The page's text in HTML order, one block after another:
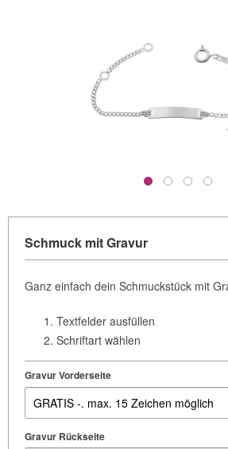
Schmuck mit Gravur
Ganz einfach dein Schmuckstück mit
Textfelder ausfüllen
Schriftart wählen
Gravur Vorderseite
Gravur Rückseite